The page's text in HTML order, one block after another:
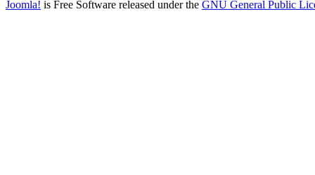
Joomla! is Free Software released under the GNU General Public